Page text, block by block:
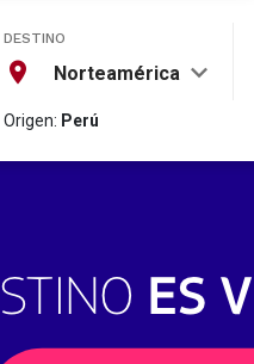
DESTINO
Norteamérica
Origen: Perú